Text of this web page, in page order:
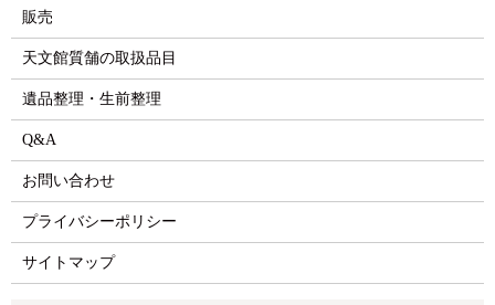
販売
天文館質舗の取扱品目
遺品整理・生前整理
Q&A
お問い合わせ
プライバシーポリシー
サイトマップ